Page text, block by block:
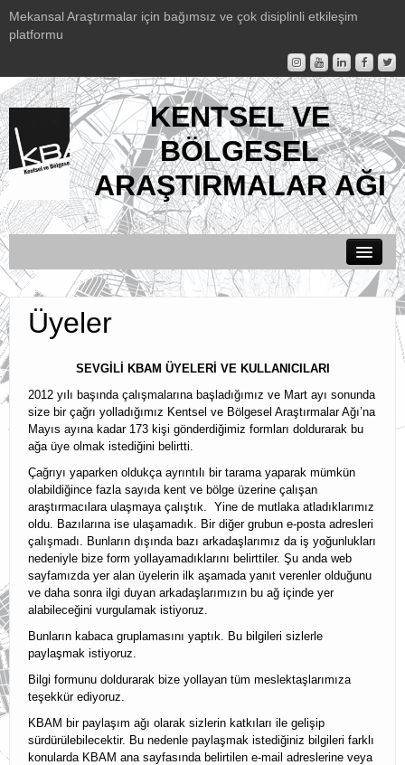
Mekansal Araştırmalar için bağımsız ve çok disiplinli etkileşim
platformu
KENTSEL VE
BÖLGESEL
ARAŞTIRMALAR AĞI
Duyurular
KBAM Hakkında
KBAM Yayınları
KBAM Üyelik
KBAM Yönerge
İletişim
English
Üyeler
SEVGİLİ KBAM ÜYELERİ VE KULLANICILARI
2012 yılı başında çalışmalarına başladığımız ve Mart ayı sonunda
size bir çağrı yolladığımız Kentsel ve Bölgesel Araştırmalar Ağı’na
Mayıs ayına kadar 173 kişi gönderdiğimiz formları doldurarak bu
ağa üye olmak istediğini belirtti.
Çağrıyı yaparken oldukça ayrıntılı bir tarama yaparak mümkün
olabildiğince fazla sayıda kent ve bölge üzerine çalışan
araştırmacılara ulaşmaya çalıştık. Yine de mutlaka atladıklarımız
oldu. Bazılarına ise ulaşamadık. Bir diğer grubun e-posta adresleri
çalışmadı. Bunların dışında bazı arkadaşlarımız da iş yoğunlukları
nedeniyle bize form yollayamadıklarını belirttiler. Şu anda web
sayfamızda yer alan üyelerin ilk aşamada yanıt verenler olduğunu
ve daha sonra ilgi duyan arkadaşlarımızın bu ağ içinde yer
alabileceğini vurgulamak istiyoruz.
Bunların kabaca gruplamasını yaptık. Bu bilgileri sizlerle
paylaşmak istiyoruz.
Bilgi formunu doldurarak bize yollayan tüm meslektaşlarımıza
teşekkür ediyoruz.
KBAM bir paylaşım ağı olarak sizlerin katkıları ile gelişip
sürdürülebilecektir. Bu nedenle paylaşmak istediğiniz bilgileri farklı
konularda KBAM ana sayfasında belirtilen e-mail adreslerine veya